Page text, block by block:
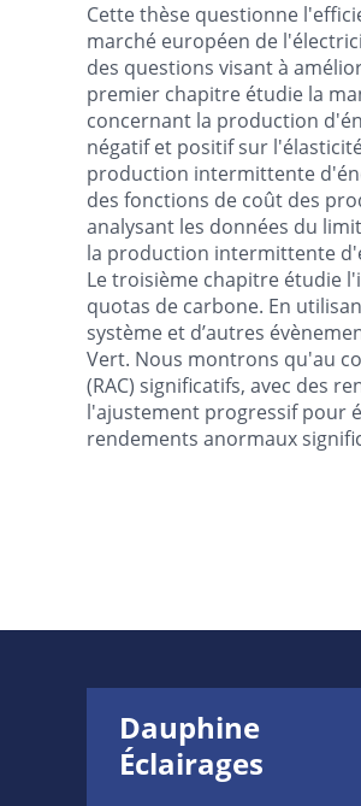
Cette thèse questionne
marché européen de
des questions visant à
premier chapitre étudie la
concernant la production
négatif et positif sur
production intermittente
des fonctions de coût des
analysant les données du
la production intermittente
Le troisième chapitre étudie
quotas de carbone. En
système et d’autres
Vert. Nous montrons qu'au
(RAC) significatifs, avec des
l'ajustement progressif pour
rendements anormaux
Dauphine
Éclairages